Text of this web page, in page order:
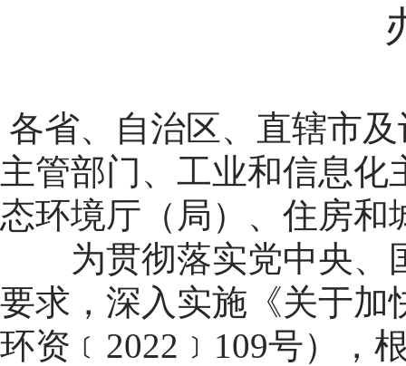
各省、自治区、直辖市
主管部门、工业和信息
态环境厅（局）、住房和
为贯彻落实党中央、国
要求，深入实施《关于加
环资﹝2022﹞109号），